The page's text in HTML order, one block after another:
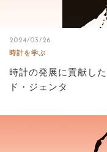
2024/03/26
時計を学ぶ
時計の発展に貢献し
ド・ジェンタ